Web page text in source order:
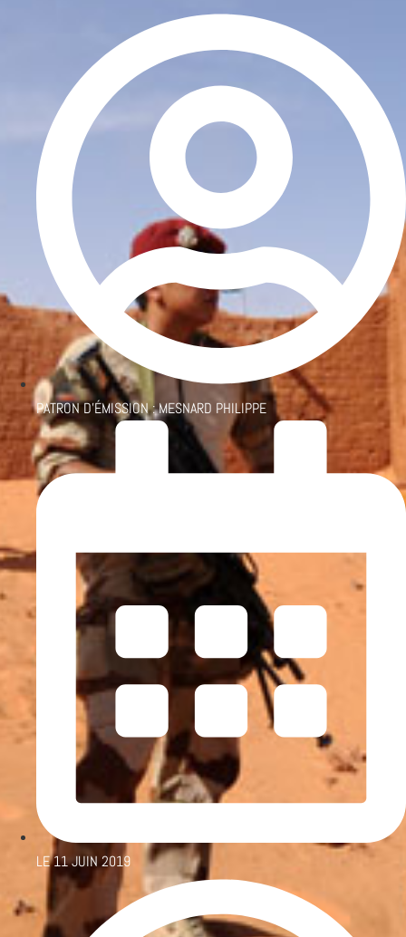
PATRON D'ÉMISSION :MESNARD PHILIPPE
LE11 JUIN 2019